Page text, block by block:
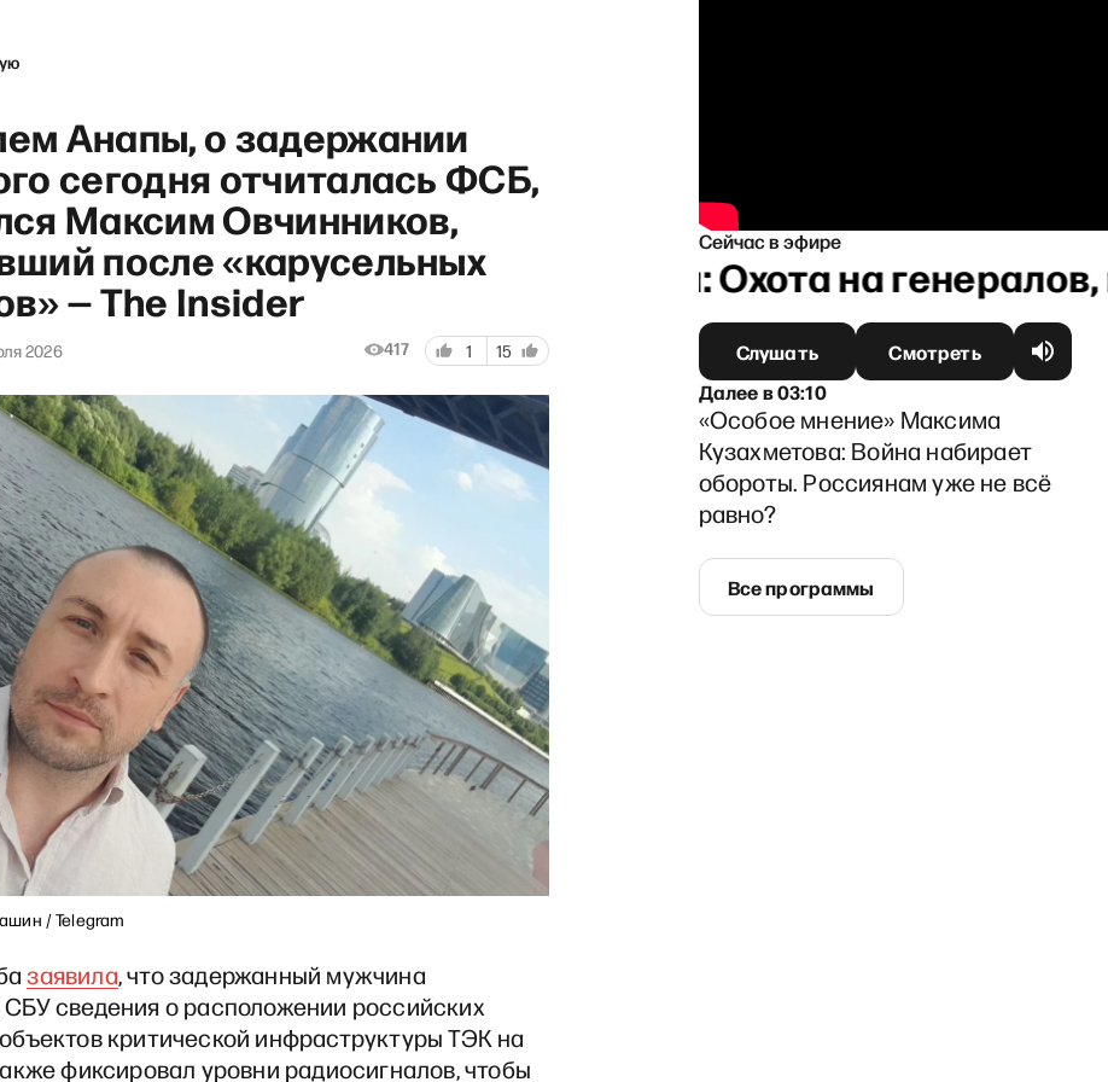
Анапы, о задержании
сегодня отчиталась ФСБ,
Максим Овчинников,
после «карусельных
— The Insider
2026 417 1 15
/ Telegram
заявила, что задержанный мужчина
сведения о расположении российских
критической инфраструктуры ТЭК на
фиксировал уровни радиосигналов, чтобы
Сейчас в эфире
AIR с Фёдором Крашенинниковым: Охота на генералов,
Слушать
Смотреть
Далеев03:10
«Особое мнение» Максима
Кузахметова: Война набирает
обороты. Россиянам уже не всё
равно?
Все программы